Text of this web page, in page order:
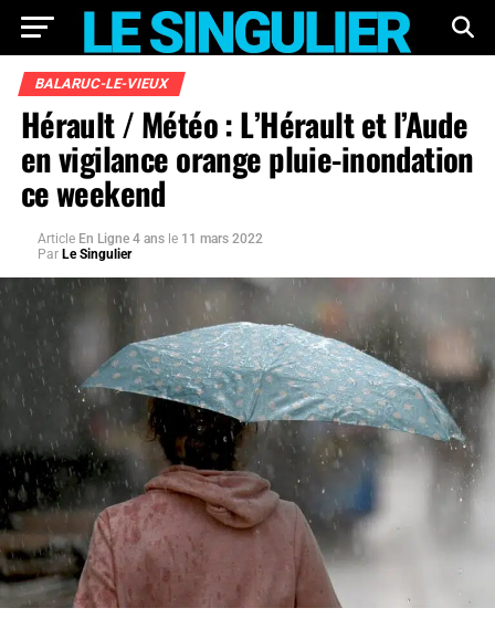
BALARUC-LE-VIEUX
Hérault / Météo : L’Hérault et l’Aude
en vigilance orange pluie-inondation
ce weekend
Article En Ligne 4 ans le 11 mars 2022
Par Le Singulier